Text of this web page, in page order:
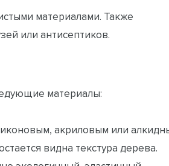
материалами. Также
или антисептиков.
материалы:
акриловым или
видна текстура дерева.